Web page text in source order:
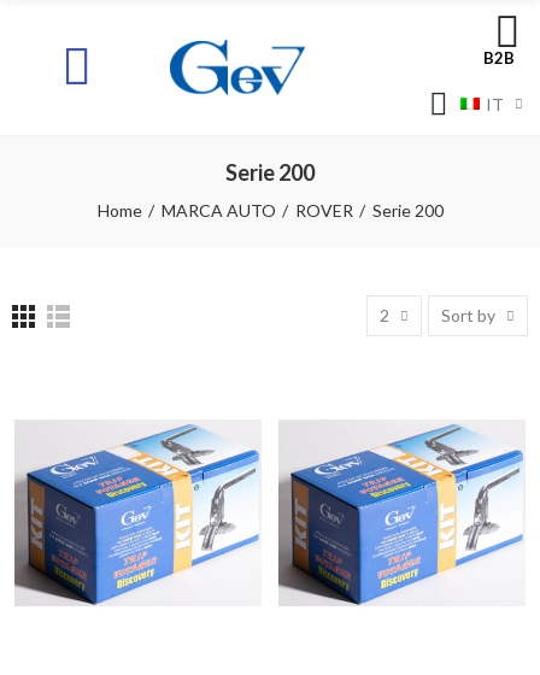
B2B
IT
Serie 200
Home MARCA AUTO ROVER Serie 200
2 Sort by